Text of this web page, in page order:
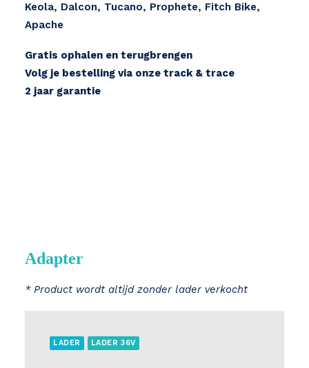
Keola, Dalcon, Tucano, Prophete, Fitch Bike,
Apache
Gratis ophalen en terugbrengen
Volg je bestelling via onze track & trace
2 jaar garantie
Adapter
* Product wordt altijd zonder lader verkocht
LADER LADER 36V